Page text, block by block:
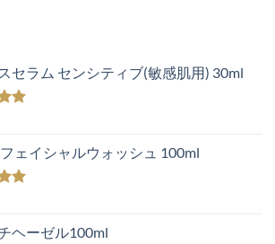
セラム センシティブ(敏感肌用) 30ml
ェイシャルウォッシュ 100ml
ヘーゼル100ml